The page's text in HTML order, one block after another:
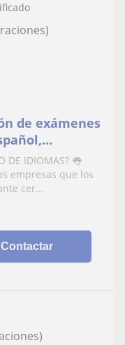
de exámenes
DE IDIOMAS? 👅
empresas que los
cer...
Contactar